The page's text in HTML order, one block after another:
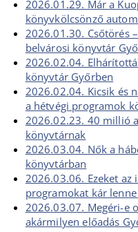
2026.01.29. Már a
könyvkölcsönző
2026.01.30. Csőtörés
belvárosi könyvtár
2026.02.04.
könyvtár Győrben
2026.02.04. Kicsik és
a hétvégi programok
2026.02.23. 40 millió
könyvtárnak
2026.03.04. Nők a
könyvtárban
2026.03.06. Ezeket az
programokat kár
2026.03.07. Megéri-e
akármilyen előadás